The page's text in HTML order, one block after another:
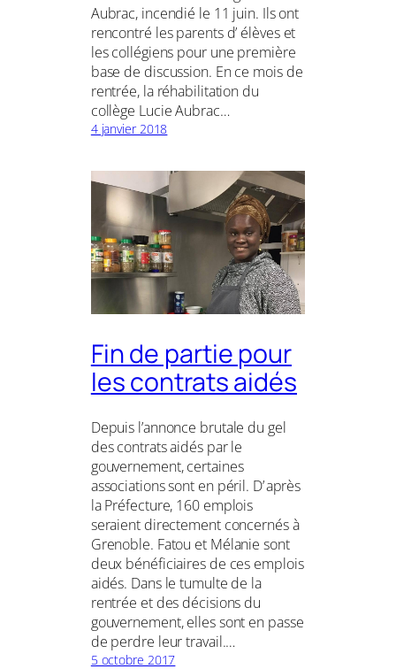
Aubrac, incendié le 11 juin. Ils ont
rencontré les parents d’ élèves et
les collégiens pour une première
base de discussion. En ce mois de
rentrée, la réhabilitation du
collège Lucie Aubrac…
4 janvier 2018
Fin de partie pour
les contrats aidés
Depuis l’annonce brutale du gel
des contrats aidés par le
gouvernement, certaines
associations sont en péril. D’ après
la Préfecture, 160 emplois
seraient directement concernés à
Grenoble. Fatou et Mélanie sont
deux bénéficiaires de ces emplois
aidés. Dans le tumulte de la
rentrée et des décisions du
gouvernement, elles sont en passe
de perdre leur travail.…
5 octobre 2017